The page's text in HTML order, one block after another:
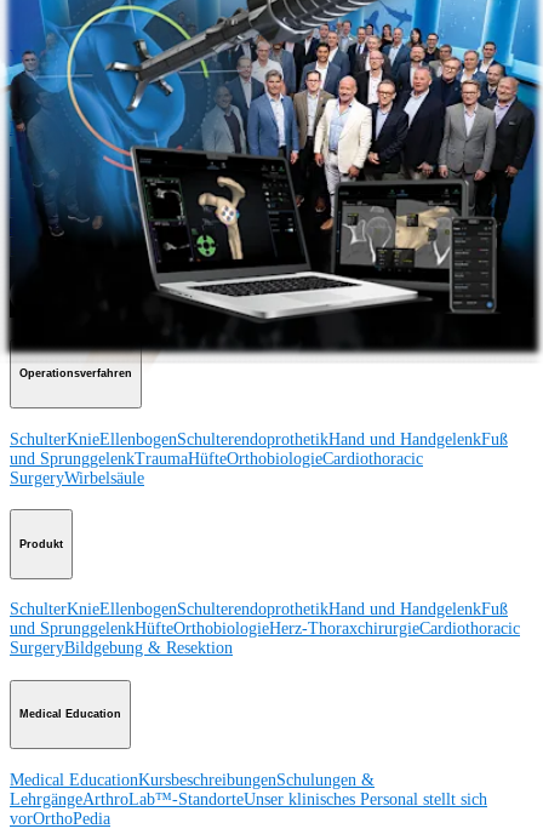
Virtual Implant Positioning™ -System (VIP™)
Produkt
Wie können wir Ihnen helfen?
Medizinproduktberater:in kontaktieren
Veranstaltungen, Lab-Vorführungen und Schulungsmöglichkeiten
ansehen
Unseren Newsletter abonnieren
Operationsverfahren
SchulterKnieEllenbogenSchulterendoprothetikHand und HandgelenkFuß
und SprunggelenkTraumaHüfteOrthobiologieCardiothoracic
SurgeryWirbelsäule
Produkt
SchulterKnieEllenbogenSchulterendoprothetikHand und HandgelenkFuß
und SprunggelenkHüfteOrthobiologieHerz-ThoraxchirurgieCardiothoracic
SurgeryBildgebung & Resektion
Medical Education
Medical EducationKursbeschreibungenSchulungen &
LehrgängeArthroLab™-StandorteUnser klinisches Personal stellt sich
vorOrthoPedia